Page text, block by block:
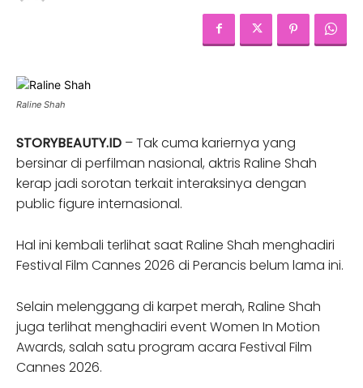
Raline Shah
STORYBEAUTY.ID – Tak cuma kariernya yang
bersinar di perfilman nasional, aktris Raline Shah
kerap jadi sorotan terkait interaksinya dengan
public figure internasional.
Hal ini kembali terlihat saat Raline Shah menghadiri
Festival Film Cannes 2026 di Perancis belum lama ini.
Selain melenggang di karpet merah, Raline Shah
juga terlihat menghadiri event Women In Motion
Awards, salah satu program acara Festival Film
Cannes 2026.